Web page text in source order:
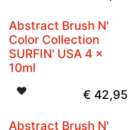
Abstract Brush N'
Color Collection
SURFIN' USA 4 x
10ml
€ 42,95
Abstract Brush N'